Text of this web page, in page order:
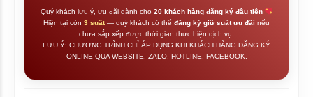
Quý khách lưu ý, ưu đãi dành cho 20 khách hàng đăng ký đầu tiên
Hiện tại còn 3 suất— quý khách có thể đăng ký giữ suất ưu đãi nếu
chưa sắp xếp được thời gian thực hiện dịch vụ.
LƯU Ý: CHƯƠNG TRÌNH CHỈ ÁP DỤNG KHI KHÁCH HÀNG ĐĂNG KÝ
ONLINE QUA WEBSITE, ZALO, HOTLINE, FACEBOOK.